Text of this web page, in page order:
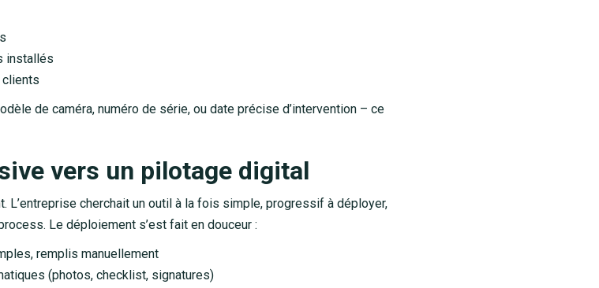
installés
clients
de caméra, numéro de série, ou date précise d’intervention – ce
vers un pilotage digital
L’entreprise cherchait un outil à la fois simple, progressif à déployer,
Le déploiement s’est fait en douceur :
remplis manuellement
(photos, checklist, signatures)